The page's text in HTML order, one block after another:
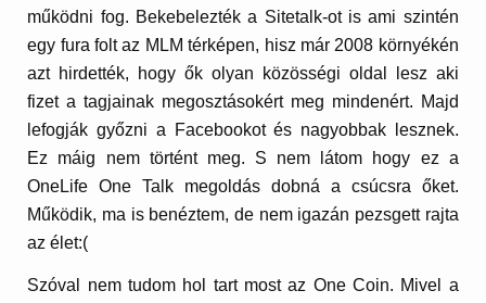
működni fog. Bekebelezték a Sitetalk-ot is ami szintén
egy fura folt az MLM térképen, hisz már 2008 környékén
azt hirdették, hogy ők olyan közösségi oldal lesz aki
fizet a tagjainak megosztásokért meg mindenért. Majd
lefogják győzni a Facebookot és nagyobbak lesznek.
Ez máig nem történt meg. S nem látom hogy ez a
OneLife One Talk megoldás dobná a csúcsra őket.
Működik, ma is benéztem, de nem igazán pezsgett rajta
az élet:(
Szóval nem tudom hol tart most az One Coin. Mivel a